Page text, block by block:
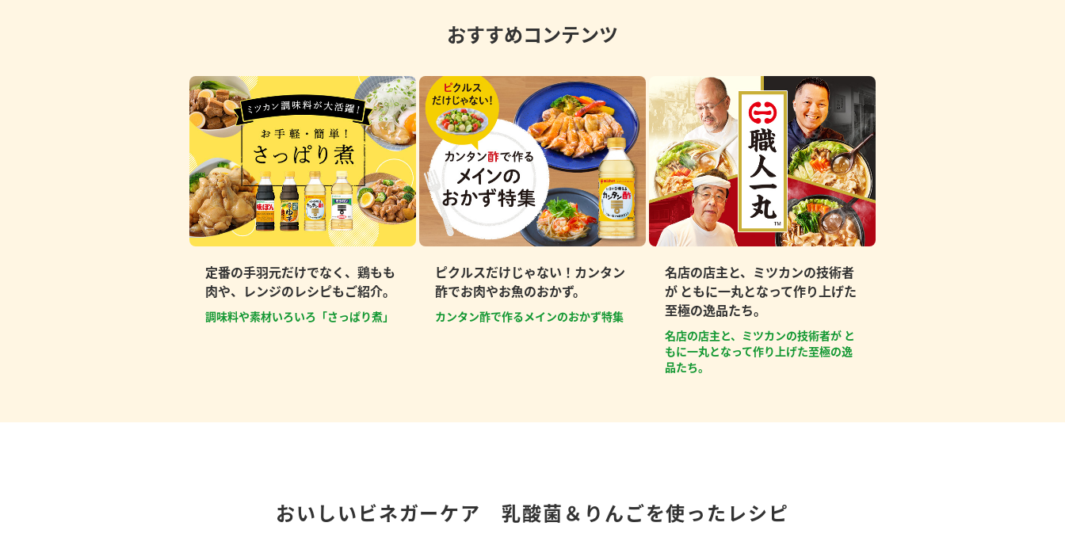
おすすめコンテンツ
定番の手羽元だけでなく、鶏もも
肉や、レンジのレシピもご紹介。
調味料や素材いろいろ「さっぱり煮」
ピクルスだけじゃない！カンタン
酢でお肉やお魚のおかず。
カンタン酢で作るメインのおかず特集
名店の店主と、ミツカンの技術者
が ともに一丸となって作り上げた
至極の逸品たち。
名店の店主と、ミツカンの技術者が と
もに一丸となって作り上げた至極の逸
品たち。
おいしいビネガーケア 乳酸菌＆りんごを使ったレシピ